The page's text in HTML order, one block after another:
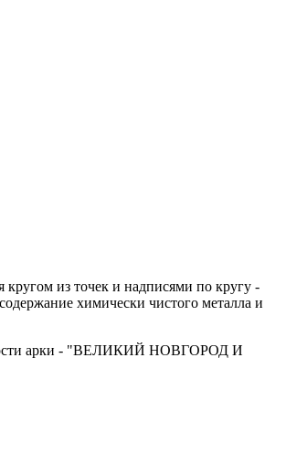
из точек и надписями по кругу -
химически чистого металла и
арки - "ВЕЛИКИЙ НОВГОРОД И